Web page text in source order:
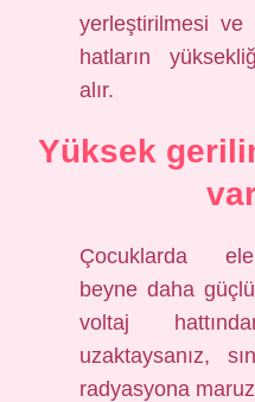
yerleştirilmesi
hatların
alır.
Yüksek
Çocuklarda
beyne daha
voltaj
uzaktaysanız,
radyasyona maruz